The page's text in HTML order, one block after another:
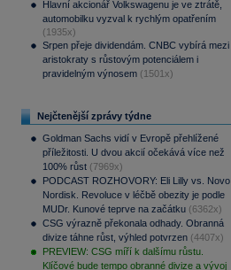
Hlavní akcionář Volkswagenu je ve ztrátě,
automobilku vyzval k rychlým opatřením
(1935x)
Srpen přeje dividendám. CNBC vybírá mezi
aristokraty s růstovým potenciálem i
pravidelným výnosem (1501x)
Nejčtenější zprávy týdne
Goldman Sachs vidí v Evropě přehlížené
příležitosti. U dvou akcií očekává více než
100% růst (7969x)
PODCAST ROZHOVORY: Eli Lilly vs. Novo
Nordisk. Revoluce v léčbě obezity je podle
MUDr. Kunové teprve na začátku (6362x)
CSG výrazně překonala odhady. Obranná
divize táhne růst, výhled potvrzen (4407x)
PREVIEW: CSG míří k dalšímu růstu.
Klíčové bude tempo obranné divize a vývoj